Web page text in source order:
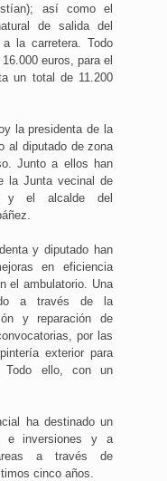
así como el
de salida del
la carretera. Todo
euros, para el
un total de 11.200
la presidenta de la
al diputado de zona
Junto a ellos han
la Junta vecinal de
y el alcalde del
y diputado han
en eficiencia
el ambulatorio. Una
a través de la
y reparación de
por las
exterior para
Todo ello, con un
ha destinado un
e inversiones y a
a través de
cinco años.